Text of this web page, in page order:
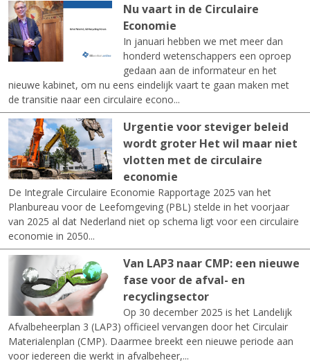
Nu vaart in de Circulaire
Economie
In januari hebben we met meer dan
honderd wetenschappers een oproep
gedaan aan de informateur en het
nieuwe kabinet, om nu eens eindelijk vaart te gaan maken met
de transitie naar een circulaire econo...
Urgentie voor steviger beleid
wordt groter Het wil maar niet
vlotten met de circulaire
economie
De Integrale Circulaire Economie Rapportage 2025 van het
Planbureau voor de Leefomgeving (PBL) stelde in het voorjaar
van 2025 al dat Nederland niet op schema ligt voor een circulaire
economie in 2050...
Van LAP3 naar CMP: een nieuwe
fase voor de afval- en
recyclingsector
Op 30 december 2025 is het Landelijk
Afvalbeheerplan 3 (LAP3) officieel vervangen door het Circulair
Materialenplan (CMP). Daarmee breekt een nieuwe periode aan
voor iedereen die werkt in afvalbeheer,...